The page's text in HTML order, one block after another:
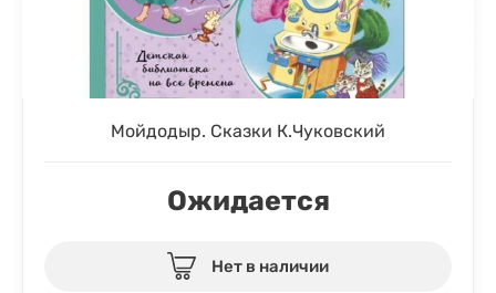
Мойдодыр. Сказки К.Чуковский
Ожидается
Нет в наличии